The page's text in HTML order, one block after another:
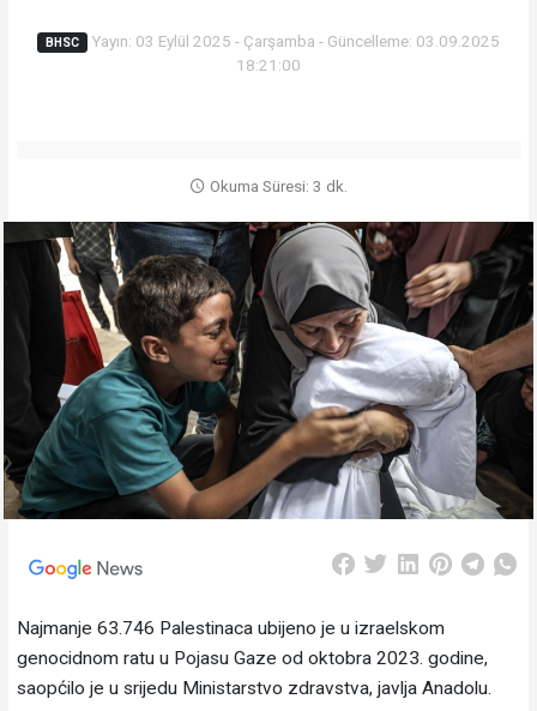
BHSC Yayın: 03 Eylül 2025 - Çarşamba - Güncelleme: 03.09.2025
18:21:00
Okuma Süresi: 3 dk.
Najmanje 63.746 Palestinaca ubijeno je u izraelskom
genocidnom ratu u Pojasu Gaze od oktobra 2023. godine,
saopćilo je u srijedu Ministarstvo zdravstva, javlja Anadolu.